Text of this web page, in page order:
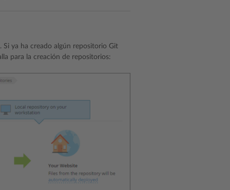
. Si ya ha creado algún repositorio Git
para la creación de repositorios: